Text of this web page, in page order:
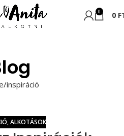
0 0
inspiráció
,ALKOTÁSOK